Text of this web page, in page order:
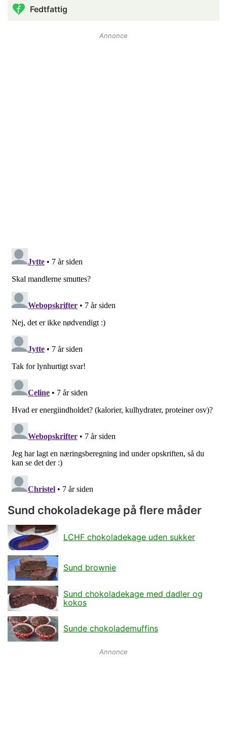
Fedtfattig
Annonce
Sund chokoladekage på flere måder
LCHF chokoladekage uden sukker
Sund brownie
Sund chokoladekage med dadler og
kokos
Sunde chokolademuffins
Annonce